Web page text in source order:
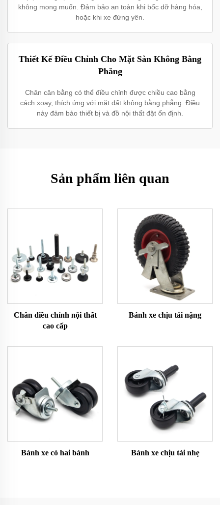
không mong muốn. Đảm bảo an toàn khi bốc dỡ hàng hóa,
hoặc khi xe đứng yên.
Thiết Kế Điều Chỉnh Cho Mặt Sàn Không Bằng
Phẳng
Chân cân bằng có thể điều chỉnh được chiều cao bằng
cách xoay, thích ứng với mặt đất không bằng phẳng. Điều
này đảm bảo thiết bị và đồ nội thất đặt ổn định.
Sản phẩm liên quan
Chân điều chỉnh nội thất
cao cấp
Bánh xe chịu tải nặng
Bánh xe có hai bánh Bánh xe chịu tải nhẹ